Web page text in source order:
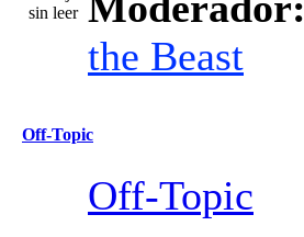
the Beast
Off-Topic
Off-Topic